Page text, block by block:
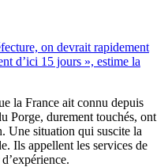
on devrait rapidement
d’ici 15 jours », estime la
la France ait connu depuis
Porge, durement touchés, ont
Une situation qui suscite la
Ils appellent les services de